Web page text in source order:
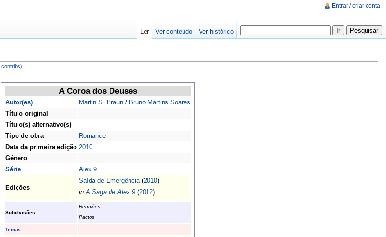
contribs)
A Coroa dos Deuses
Autor(es) Martin S. Braun / Bruno Martins Soares
Título original
—
Título(s) alternativo(s)
—
Tipo de obra
Romance
Data da primeira edição 2010
Género
Série
Alex 9
Edições
Saída de Emergência (2010)
in A Saga de Alex 9 (2012)
Subdivisões
Reuniões
Pactos
Temas
Entrar / criar conta
Ler Ver conteúdo Ver histórico